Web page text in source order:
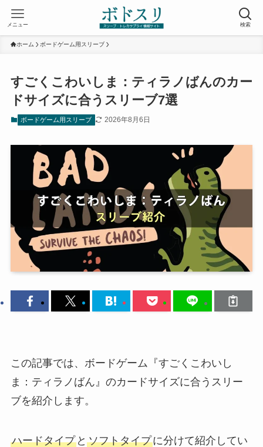
検索
メニュー
ホーム ボードゲーム用スリーブ
すごくこわいしま：ティラノばんのカー
ドサイズに合うスリーブ7選
ボードゲーム用スリーブ 2026年8月6日
この記事では、ボードゲーム『すごくこわいし
ま：ティラノばん』のカードサイズに合うスリー
ブを紹介します。
ハードタイプと ソフトタイプに分けて紹介してい